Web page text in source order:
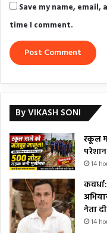
Save my name,
time I comment.
By VIKASH SONI
स्कूल
14
नेता
14